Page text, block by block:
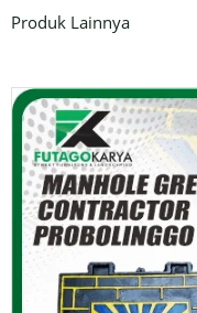
Produk Lainnya